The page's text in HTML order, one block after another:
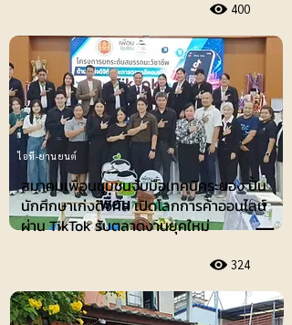
400
ไอที-ยานยนต์
สมาคมเพื่อนชุมชนจับมือเทคนิคระยอง ปั้น
นักศึกษาเก่งดิจิทัล เปิดโลกการค้าออนไลน์
ผ่าน TikTok รับตลาดงานยุคใหม่
324